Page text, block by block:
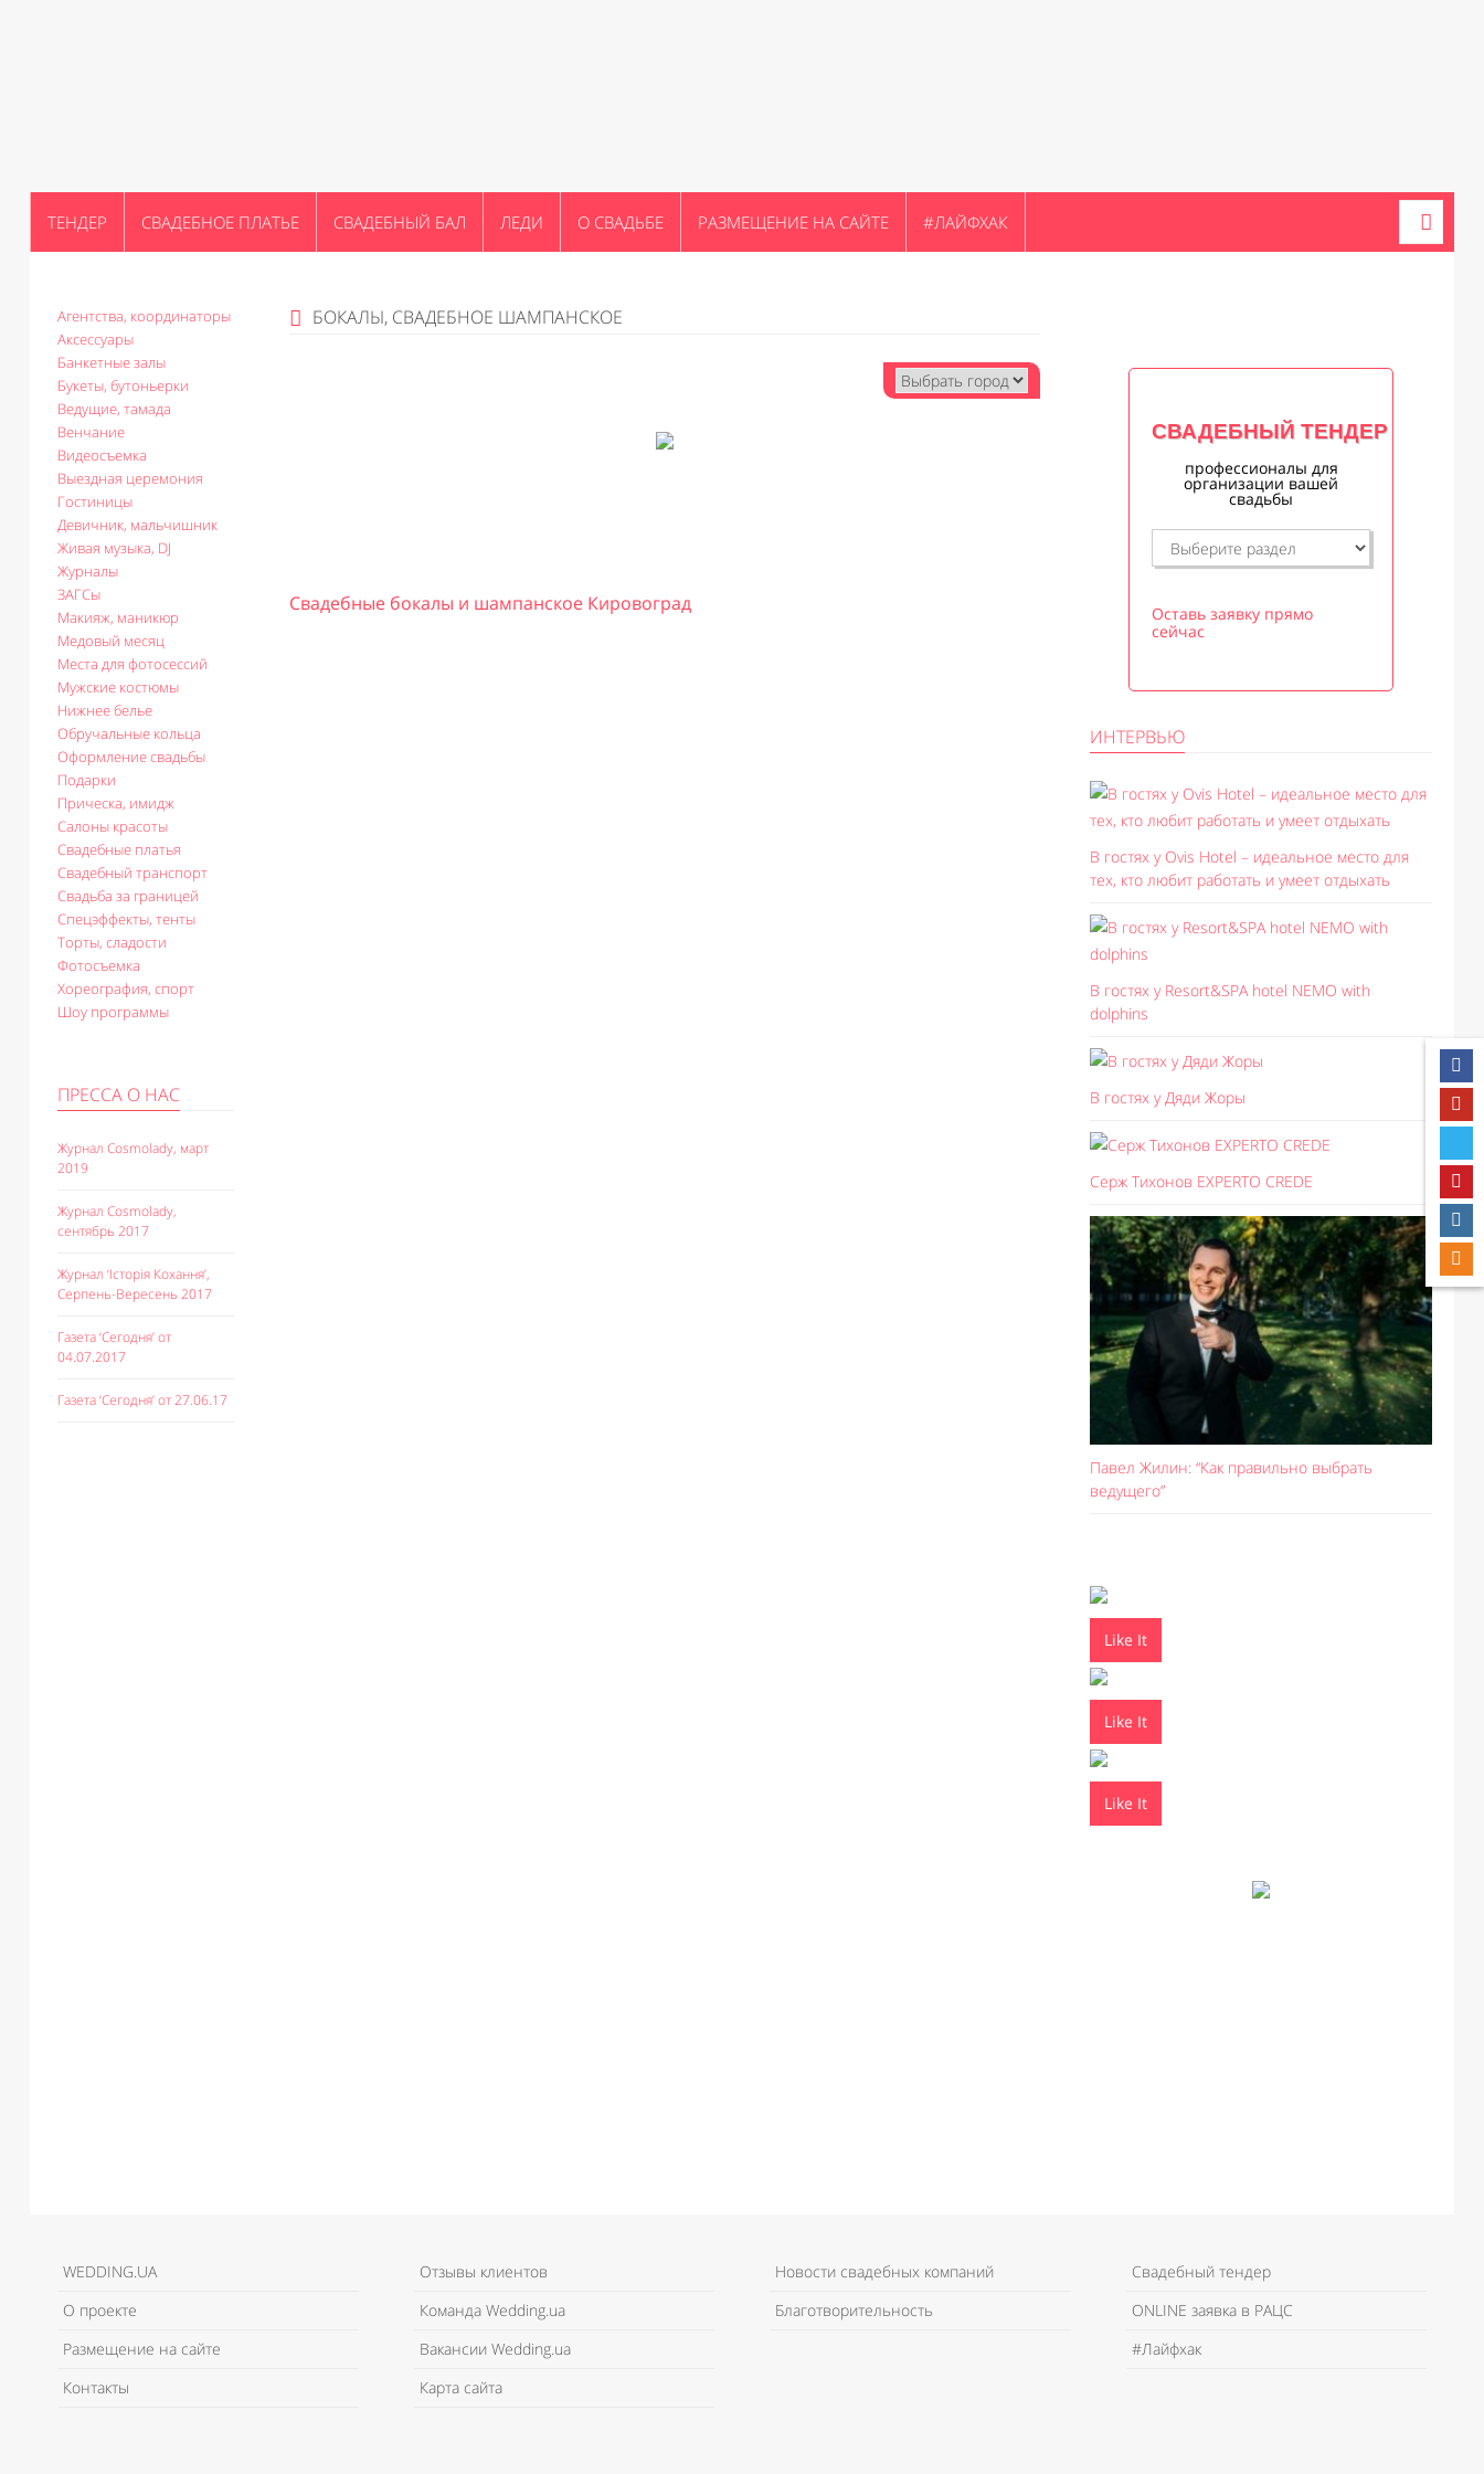
ТЕНДЕР СВАДЕБНОЕ ПЛАТЬЕ СВАДЕБНЫЙ БАЛ ЛЕДИ О СВАДЬБЕ РАЗМЕЩЕНИЕ НА САЙТЕ #ЛАЙФХАК
Агентства, координаторы
Аксессуары
Банкетные залы
Букеты, бутоньерки
Ведущие, тамада
Венчание
Видеосъемка
Выездная церемония
Гостиницы
Девичник, мальчишник
Живая музыка, DJ
Журналы
ЗАГСы
Макияж, маникюр
Медовый месяц
Места для фотосессий
Мужские костюмы
Нижнее белье
Обручальные кольца
Оформление свадьбы
Подарки
Прическа, имидж
Салоны красоты
Свадебные платья
Свадебный транспорт
Свадьба за границей
Спецэффекты, тенты
Торты, сладости
Фотосъемка
Хореография, спорт
Шоу программы
ПРЕССА О НАС
Журнал Cosmolady, март
2019
Журнал Cosmolady,
сентябрь 2017
Журнал ‘Історія Кохання’,
Серпень-Вересень 2017
Газета ‘Сегодня’ от
04.07.2017
Газета ‘Сегодня’ от 27.06.17
БОКАЛЫ, СВАДЕБНОЕ ШАМПАНСКОЕ
Свадебные бокалы и шампанское Кировоград
СВАДЕБНЫЙ ТЕНДЕР
профессионалы для
организации вашей
свадьбы
Оставь заявку прямо
сейчас
ИНТЕРВЬЮ
В гостях у Ovis Hotel – идеальное место для
тех, кто любит работать и умеет отдыхать
В гостях у Resort&SPA hotel NEMO with
dolphins
В гостях у Дяди Жоры
Серж Тихонов EXPERTO CREDE
Павел Жилин: “Как правильно выбрать
ведущего”
Like It
Like It
Like It
WEDDING.UA
О проекте
Размещение на сайте
Контакты
Отзывы клиентов
Команда Wedding.ua
Вакансии Wedding.ua
Карта сайта
Новости свадебных компаний
Благотворительность
Свадебный тендер
ONLINE заявка в РАЦС
#Лайфхак